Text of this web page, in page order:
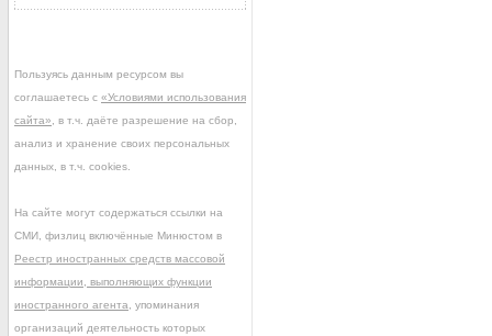
Пользуясь данным ресурсом вы
соглашаетесь с «Условиями использования
сайта» , в т.ч. даёте разрешение на сбор,
анализ и хранение своих персональных
данных, в т.ч. cookies.
На сайте могут содержаться ссылки на
СМИ, физлиц включённые Минюстом в
Реестр иностранных средств массовой
информации, выполняющих функции
иностранного агента , упоминания
организаций деятельность которых